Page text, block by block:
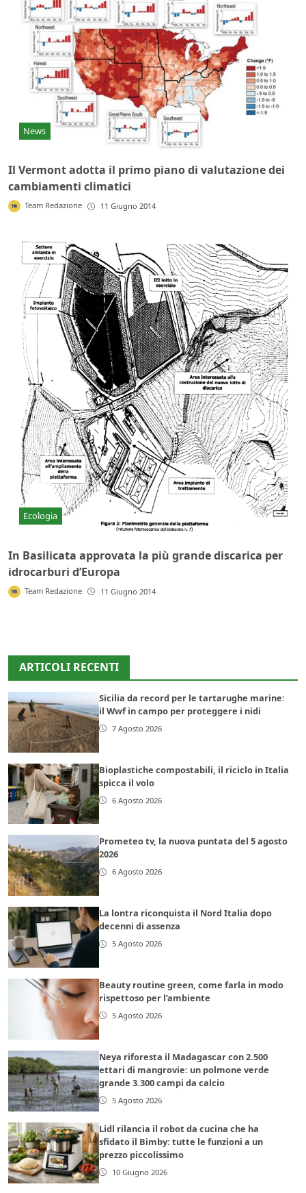
News
Il Vermont adotta il primo piano di valutazione dei
cambiamenti climatici
Team Redazione 11 Giugno 2014
Ecologia
In Basilicata approvata la più grande discarica per
idrocarburi d’Europa
Team Redazione 11 Giugno 2014
ARTICOLI RECENTI
Sicilia da record per le tartarughe marine:
il Wwf in campo per proteggere i nidi
7 Agosto 2026
Bioplastiche compostabili, il riciclo in Italia
spicca il volo
6 Agosto 2026
Prometeo tv, la nuova puntata del 5 agosto
2026
6 Agosto 2026
La lontra riconquista il Nord Italia dopo
decenni di assenza
5 Agosto 2026
Beauty routine green, come farla in modo
rispettoso per l’ambiente
5 Agosto 2026
Neya riforesta il Madagascar con 2.500
ettari di mangrovie: un polmone verde
grande 3.300 campi da calcio
5 Agosto 2026
Lidl rilancia il robot da cucina che ha
sfidato il Bimby: tutte le funzioni a un
prezzo piccolissimo
10 Giugno 2026